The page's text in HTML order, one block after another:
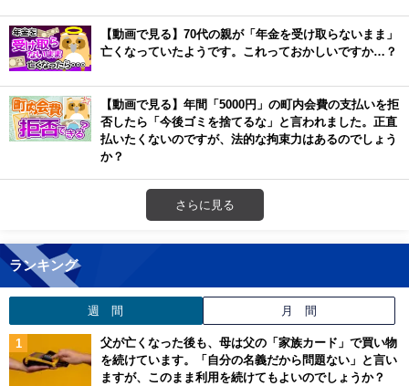
【動画で見る】70代の親が「年金を受け取らないまま」
亡くなっていたようです。これっておかしいですか…？
【動画で見る】年間「5000円」の町内会費の支払いを拒
否したら「今後ゴミを捨てるな」と言われました。正直
払いたくないのですが、法的な拘束力はあるのでしょう
か？
さらに見る
ランキング
週 間 月 間
父が亡くなった後も、母は父の「家族カード」で買い物
を続けています。「自分の名義だから問題ない」と言い
ますが、このまま利用を続けてもよいのでしょうか？